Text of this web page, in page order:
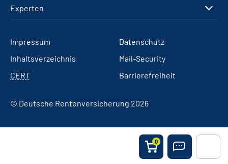
0
Experten
Impressum
Datenschutz
Inhaltsverzeichnis
Mail-Security
CERT
Barrierefreiheit
© Deutsche Rentenversicherung 2026